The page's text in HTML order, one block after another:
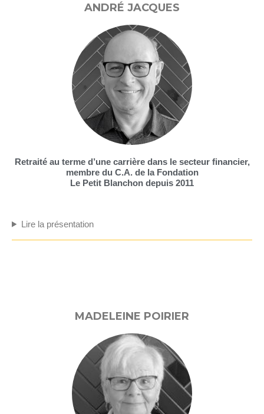
ANDRÉ JACQUES
Retraité au terme d’une carrière dans le secteur financier,
membre du C.A. de la Fondation
Le Petit Blanchon depuis 2011
Lire la présentation
MADELEINE POIRIER